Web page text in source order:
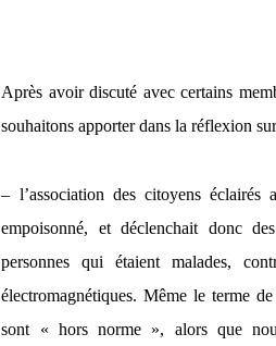
Après avoir discuté avec certains
souhaitons apporter dans la réflexion
– l’association des citoyens éclairés
empoisonné, et déclenchait donc
personnes qui étaient malades,
électromagnétiques. Même le terme de
sont « hors norme », alors que